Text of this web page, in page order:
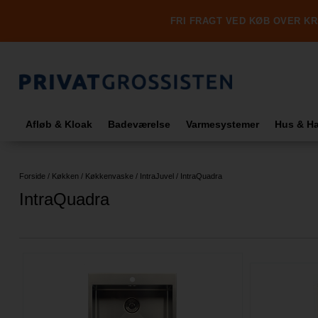
FRI FRAGT VED KØB OVER
Afløb & Kloak Badeværelse Varmesystemer Hus &
Forside / Køkken / Køkkenvaske / IntraJuvel/ IntraQuadra
IntraQuadra